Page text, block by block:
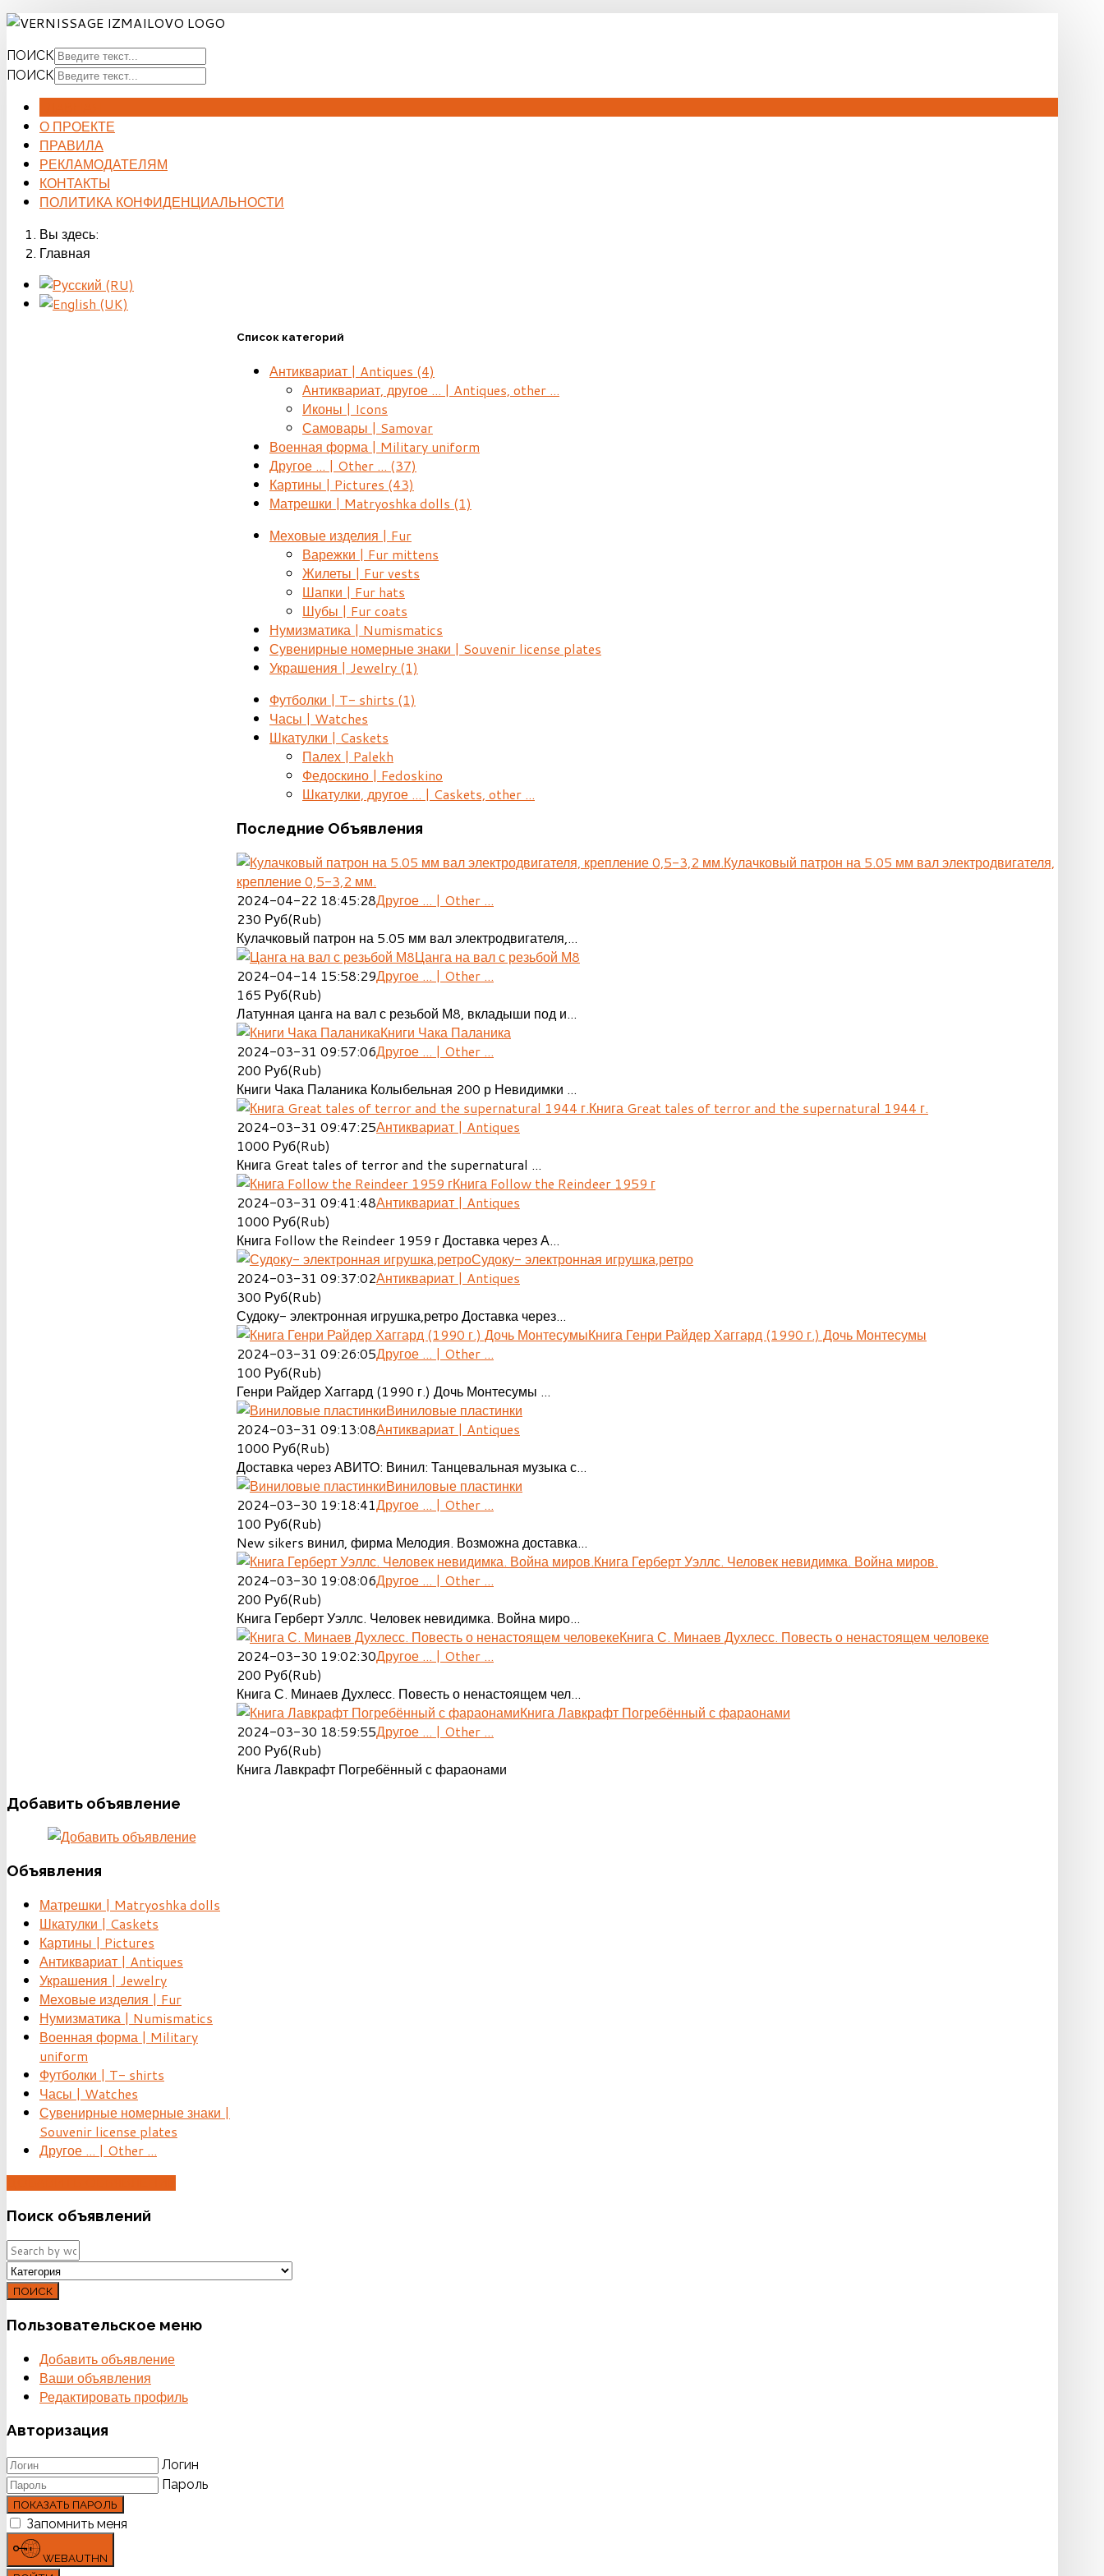
ПОИСК
ПОИСК
О ПРОЕКТЕ
ПРАВИЛА
РЕКЛАМОДАТЕЛЯМ
КОНТАКТЫ
ПОЛИТИКА КОНФИДЕНЦИАЛЬНОСТИ
Вы здесь:
Главная
Список категорий
Антиквариат | Antiques (4)
Антиквариат, другое ... | Antiques, other ...
Иконы | Icons
Самовары | Samovar
Военная форма | Military uniform
Другое ... | Other ... (37)
Картины | Pictures (43)
Матрешки | Matryoshka dolls (1)
Меховые изделия | Fur
Варежки | Fur mittens
Жилеты | Fur vests
Шапки | Fur hats
Шубы | Fur coats
Нумизматика | Numismatics
Сувенирные номерные знаки | Souvenir license plates
Украшения | Jewelry (1)
Футболки | T- shirts (1)
Часы | Watches
Шкатулки | Caskets
Палех | Palekh
Федоскино | Fedoskino
Шкатулки, другое ... | Caskets, other ...
Последние Объявления
Кулачковый патрон на 5.05 мм вал электродвигателя,
крепление 0,5-3,2 мм.
2024-04-22 18:45:28Другое ... | Other ...
230 Руб(Rub)
Кулачковый патрон на 5.05 мм вал электродвигателя,...
Цанга на вал с резьбой М8
2024-04-14 15:58:29Другое ... | Other ...
165 Руб(Rub)
Латунная цанга на вал с резьбой М8, вкладыши под и...
Книги Чака Паланика
2024-03-31 09:57:06Другое ... | Other ...
200 Руб(Rub)
Книги Чака Паланика Колыбельная 200 р Невидимки ...
Книга Great tales of terror and the supernatural 1944 г.
2024-03-31 09:47:25Антиквариат | Antiques
1000 Руб(Rub)
Книга Great tales of terror and the supernatural ...
Книга Follow the Reindeer 1959 г
2024-03-31 09:41:48Антиквариат | Antiques
1000 Руб(Rub)
Книга Follow the Reindeer 1959 г Доставка через А...
Судоку- электронная игрушка,ретро
2024-03-31 09:37:02Антиквариат | Antiques
300 Руб(Rub)
Судоку- электронная игрушка,ретро Доставка через...
Книга Генри Райдер Хаггард (1990 г.) Дочь Монтесумы
2024-03-31 09:26:05Другое ... | Other ...
100 Руб(Rub)
Генри Райдер Хаггард (1990 г.) Дочь Монтесумы ...
Виниловые пластинки
2024-03-31 09:13:08Антиквариат | Antiques
1000 Руб(Rub)
Доставка через АВИТО: Винил: Танцевальная музыка с...
Виниловые пластинки
2024-03-30 19:18:41Другое ... | Other ...
100 Руб(Rub)
New sikers винил, фирма Мелодия. Возможна доставка...
Книга Герберт Уэллс. Человек невидимка. Война миров.
2024-03-30 19:08:06Другое ... | Other ...
200 Руб(Rub)
Книга Герберт Уэллс. Человек невидимка. Война миро...
Книга С. Минаев Духлесс. Повесть о ненастоящем человеке
2024-03-30 19:02:30Другое ... | Other ...
200 Руб(Rub)
Книга С. Минаев Духлесс. Повесть о ненастоящем чел...
Книга Лавкрафт Погребённый с фараонами
2024-03-30 18:59:55Другое ... | Other ...
200 Руб(Rub)
Книга Лавкрафт Погребённый с фараонами
Добавить объявление
Объявления
Матрешки | Matryoshka dolls
Шкатулки | Caskets
Картины | Pictures
Антиквариат | Antiques
Украшения | Jewelry
Меховые изделия | Fur
Нумизматика | Numismatics
Военная форма | Military
uniform
Футболки | T- shirts
Часы | Watches
Сувенирные номерные знаки |
Souvenir license plates
Другое ... | Other ...
Поиск объявлений
ПОИСК
Пользовательское меню
Добавить объявление
Ваши объявления
Редактировать профиль
Авторизация
Логин
Пароль
ПОКАЗАТЬ ПАРОЛЬ
Запомнить меня
WEBAUTHN